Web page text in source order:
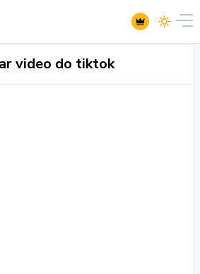
video do tiktok